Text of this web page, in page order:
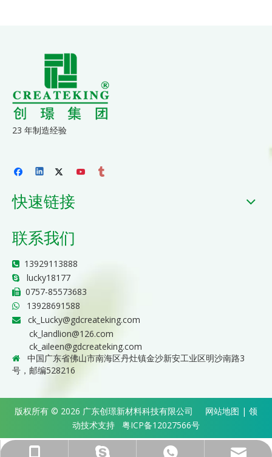
23 年制造经验
快速链接
联系我们
 13929113888
 lucky18177
 0757-85573683
 13928691588

ck_Lucky@gdcreateking.com
ck_landlion@126.com
ck_aileen@gdcreateking.com

中国广东省佛山市南海区丹灶镇金沙新安工业区明沙南路3
号，邮编528216
版权所有 © 2026 广东创璟新材料科技有限公司 网站地图 | 领
动技术支持 粤ICP备12027566号